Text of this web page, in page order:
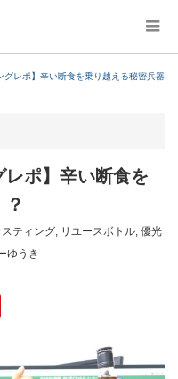
グレポ】辛い断食を乗り越える秘密兵器
レポ】辛い断食を
スティング, リユースボトル, 優光
ゆうき